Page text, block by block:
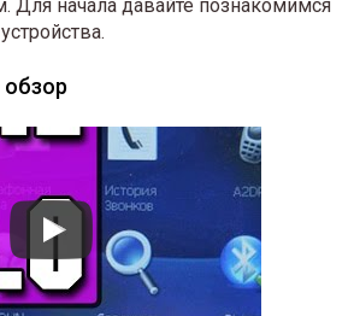
начала давайте познакомимся
обзор